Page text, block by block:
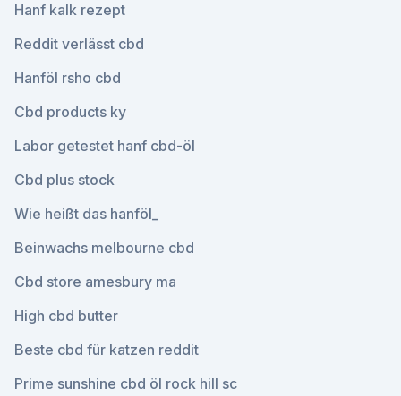
Hanf kalk rezept
Reddit verlässt cbd
Hanföl rsho cbd
Cbd products ky
Labor getestet hanf cbd-öl
Cbd plus stock
Wie heißt das hanföl_
Beinwachs melbourne cbd
Cbd store amesbury ma
High cbd butter
Beste cbd für katzen reddit
Prime sunshine cbd öl rock hill sc